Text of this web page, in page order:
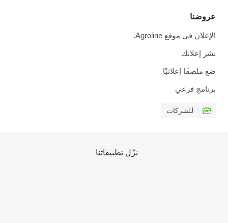
عروضنا
الإعلان في موقع Agroline.
نشر إعلانك
ضع ملصقًا إعلانيًا
برنامج فرعي
للشركات
نزّل تطبيقاتنا